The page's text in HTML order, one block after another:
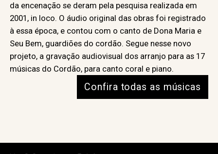
da encenação se deram pela pesquisa realizada em
2001, in loco. O áudio original das obras foi registrado
à essa época, e contou com o canto de Dona Maria e
Seu Bem, guardiões do cordão. Segue nesse novo
projeto, a gravação audiovisual dos arranjo para as 17
músicas do Cordão, para canto coral e piano.
Confira todas as músicas